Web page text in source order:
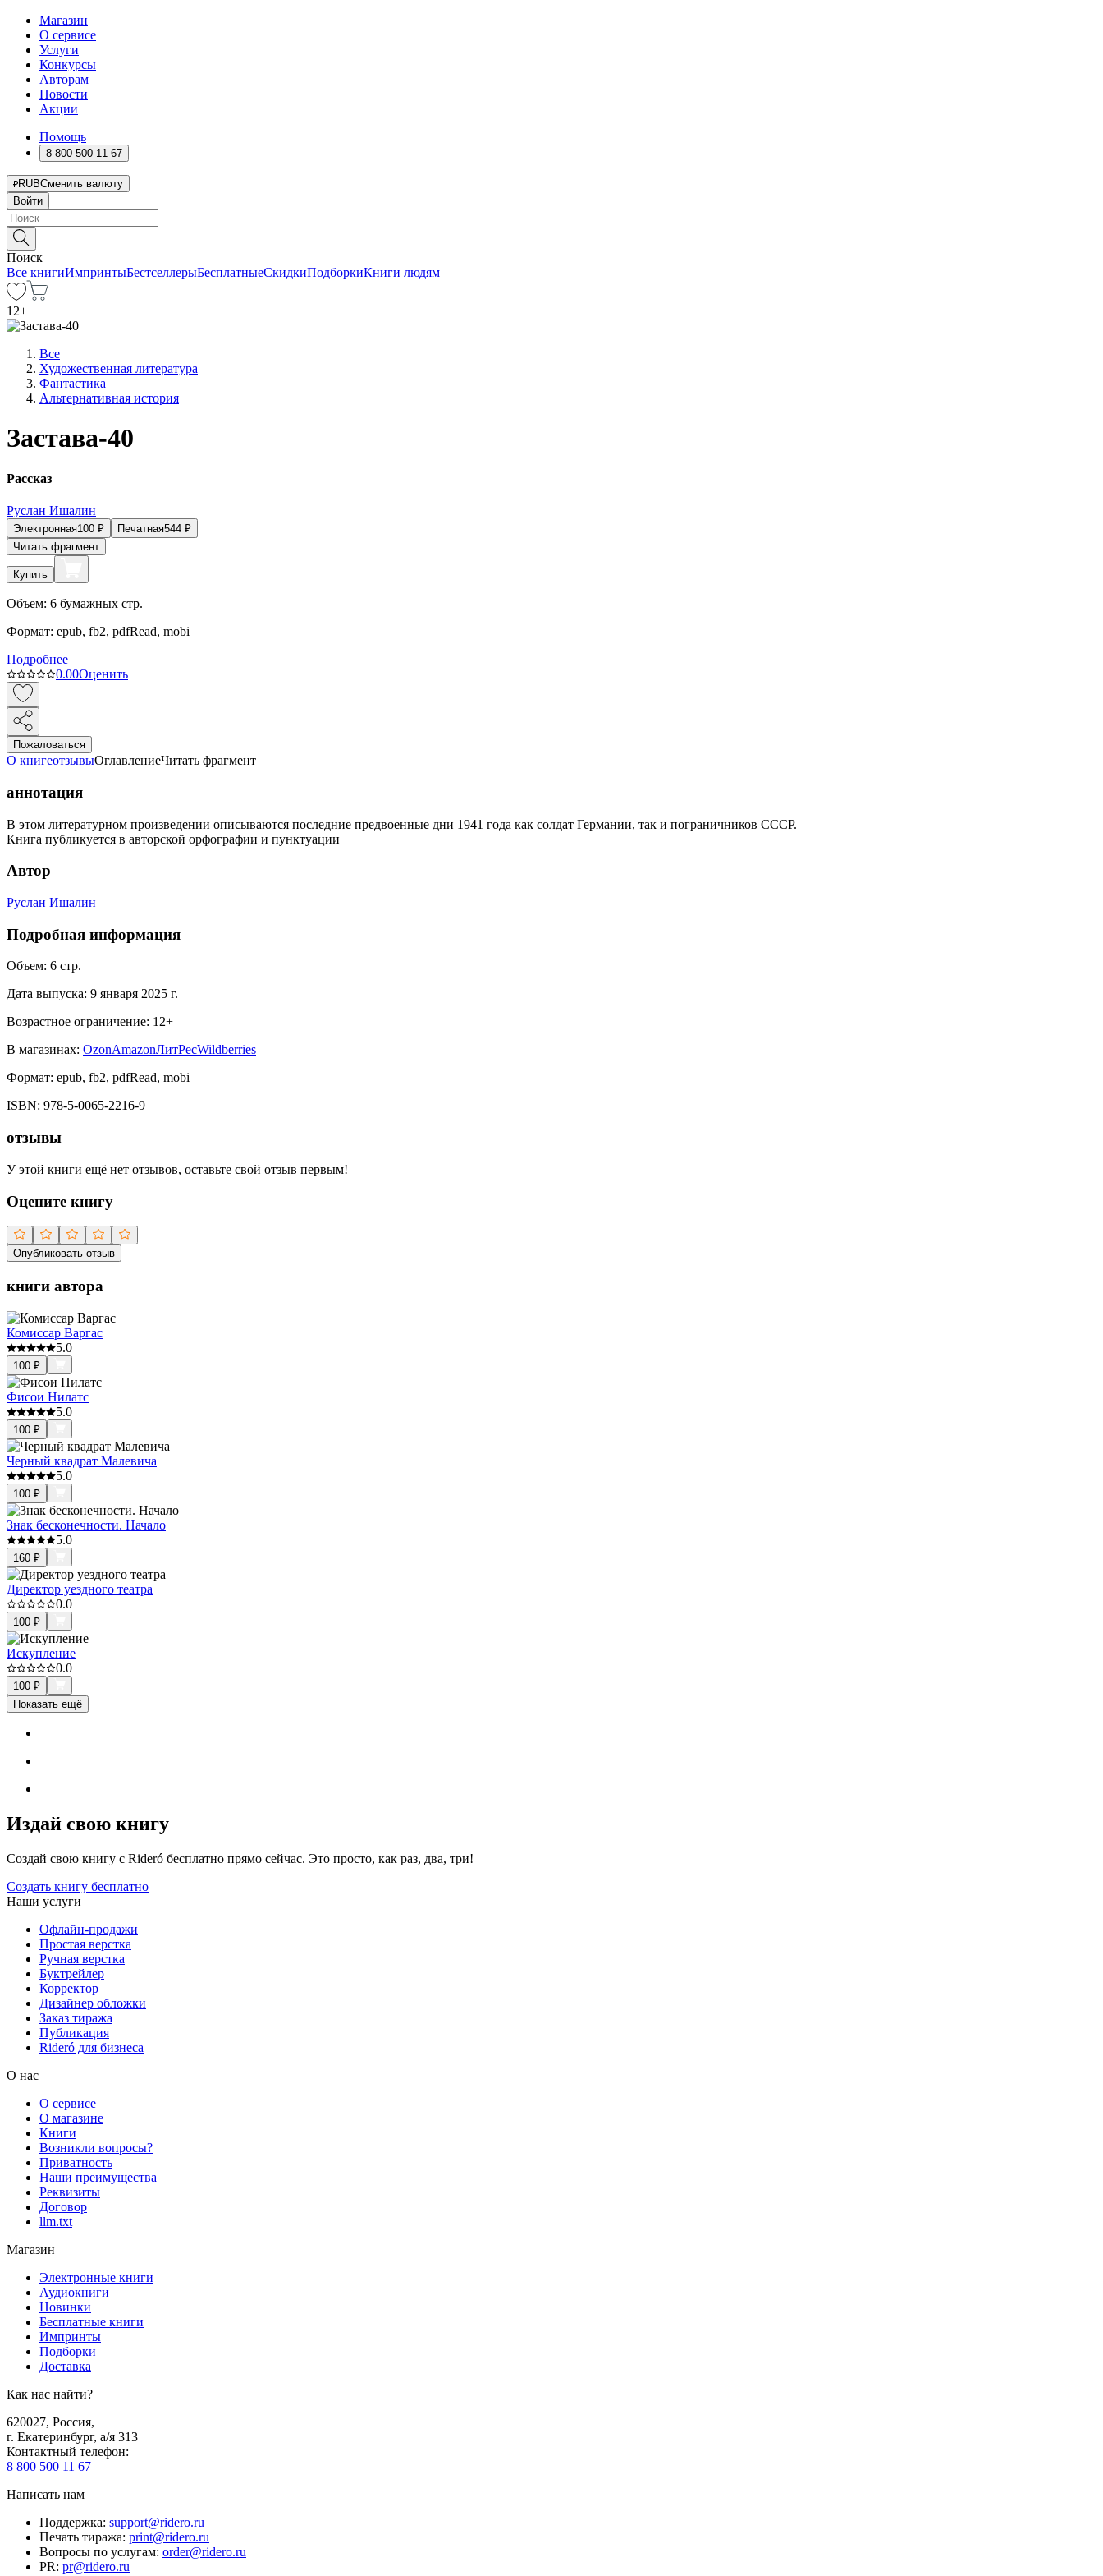
Магазин
О сервисе
Услуги
Конкурсы
Авторам
Новости
Акции
Помощь
8 800 500 11 67
RUBСменить валюту
Войти
Поиск
Все книгиИмпринтыБестселлерыБесплатныеСкидкиПодборкиКниги людям
12+
Все
Художественная литература
Фантастика
Альтернативная история
Застава-40
Рассказ
Руслан Ишалин
Электронная100 ₽ Печатная544 ₽
Читать фрагмент
Купить
Объем: 6 бумажных стр.
Формат: epub, fb2, pdfRead, mobi
Подробнее
0.00Оценить
Пожаловаться
О книгеотзывыОглавлениеЧитать фрагмент
аннотация
В этом литературном произведении описываются последние предвоенные дни 1941 года как солдат Германии, так и пограничников СССР.
Книга публикуется в авторской орфографии и пунктуации
Автор
Руслан Ишалин
Подробная информация
Объем: 6 стр.
Дата выпуска: 9 января 2025 г.
Возрастное ограничение: 12+
В магазинах: OzonAmazonЛитРесWildberries
Формат: epub, fb2, pdfRead, mobi
ISBN: 978-5-0065-2216-9
отзывы
У этой книги ещё нет отзывов, оставьте свой отзыв первым!
Оцените книгу
Опубликовать отзыв
книги автора
Комиссар Варгас
5.0
100 ₽
Фисои Нилатс
5.0
100 ₽
Черный квадрат Малевича
5.0
100 ₽
Знак бесконечности. Начало
5.0
160 ₽
Директор уездного театра
0.0
100 ₽
Искупление
0.0
100 ₽
Показать ещё
Издай свою книгу
Создай свою книгу с Rideró бесплатно прямо сейчас. Это просто, как раз, два, три!
Создать книгу бесплатно
Наши услуги
Офлайн-продажи
Простая верстка
Ручная верстка
Буктрейлер
Корректор
Дизайнер обложки
Заказ тиража
Публикация
Rideró для бизнеса
О нас
О сервисе
О магазине
Книги
Возникли вопросы?
Приватность
Наши преимущества
Реквизиты
Договор
llm.txt
Магазин
Электронные книги
Аудиокниги
Новинки
Бесплатные книги
Импринты
Подборки
Доставка
Как нас найти?
620027, Россия,
г. Екатеринбург, а/я 313
Контактный телефон:
8 800 500 11 67
Написать нам
Поддержка: support@ridero.ru
Печать тиража: print@ridero.ru
Вопросы по услугам: order@ridero.ru
PR: pr@ridero.ru